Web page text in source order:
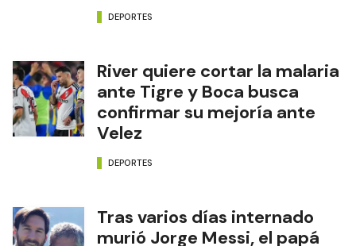
DEPORTES
River quiere cortar la malaria
ante Tigre y Boca busca
confirmar su mejoría ante
Velez
DEPORTES
Tras varios días internado
murió Jorge Messi, el papá